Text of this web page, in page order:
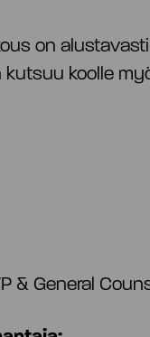
on
kutsuu koolle
& General